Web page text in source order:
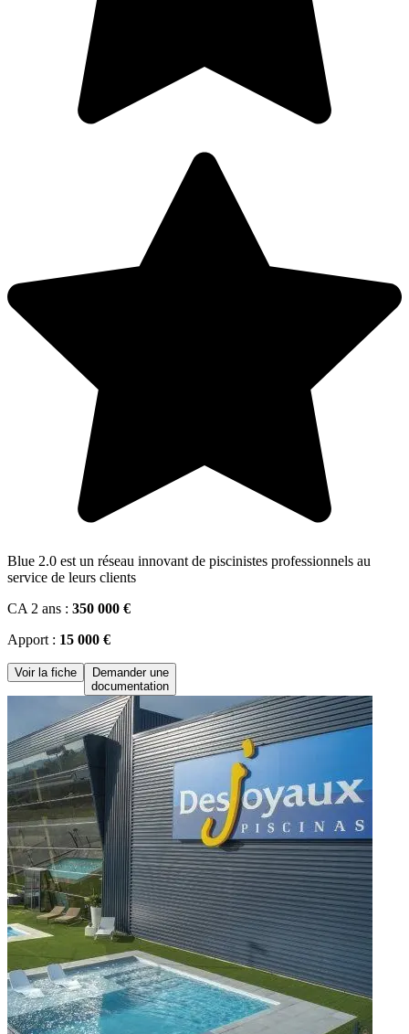
Blue 2.0 est un réseau innovant de piscinistes professionnels au
service de leurs clients
CA 2 ans : 350 000 €
Apport : 15 000 €
Voir la fiche
Demander une
documentation